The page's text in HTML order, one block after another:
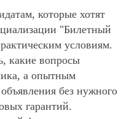
которые хотят
"Билетный
условиям.
какие вопросы
а опытным
без нужного
гарантий.